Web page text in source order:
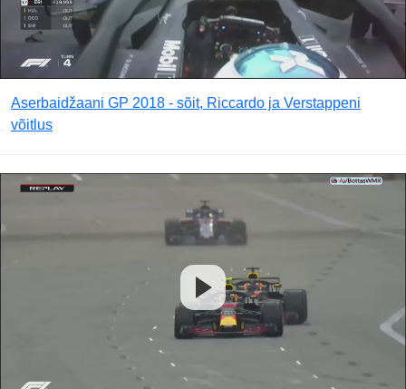
Aserbaidžaani GP 2018 - sõit, Riccardo ja Verstappeni
võitlus